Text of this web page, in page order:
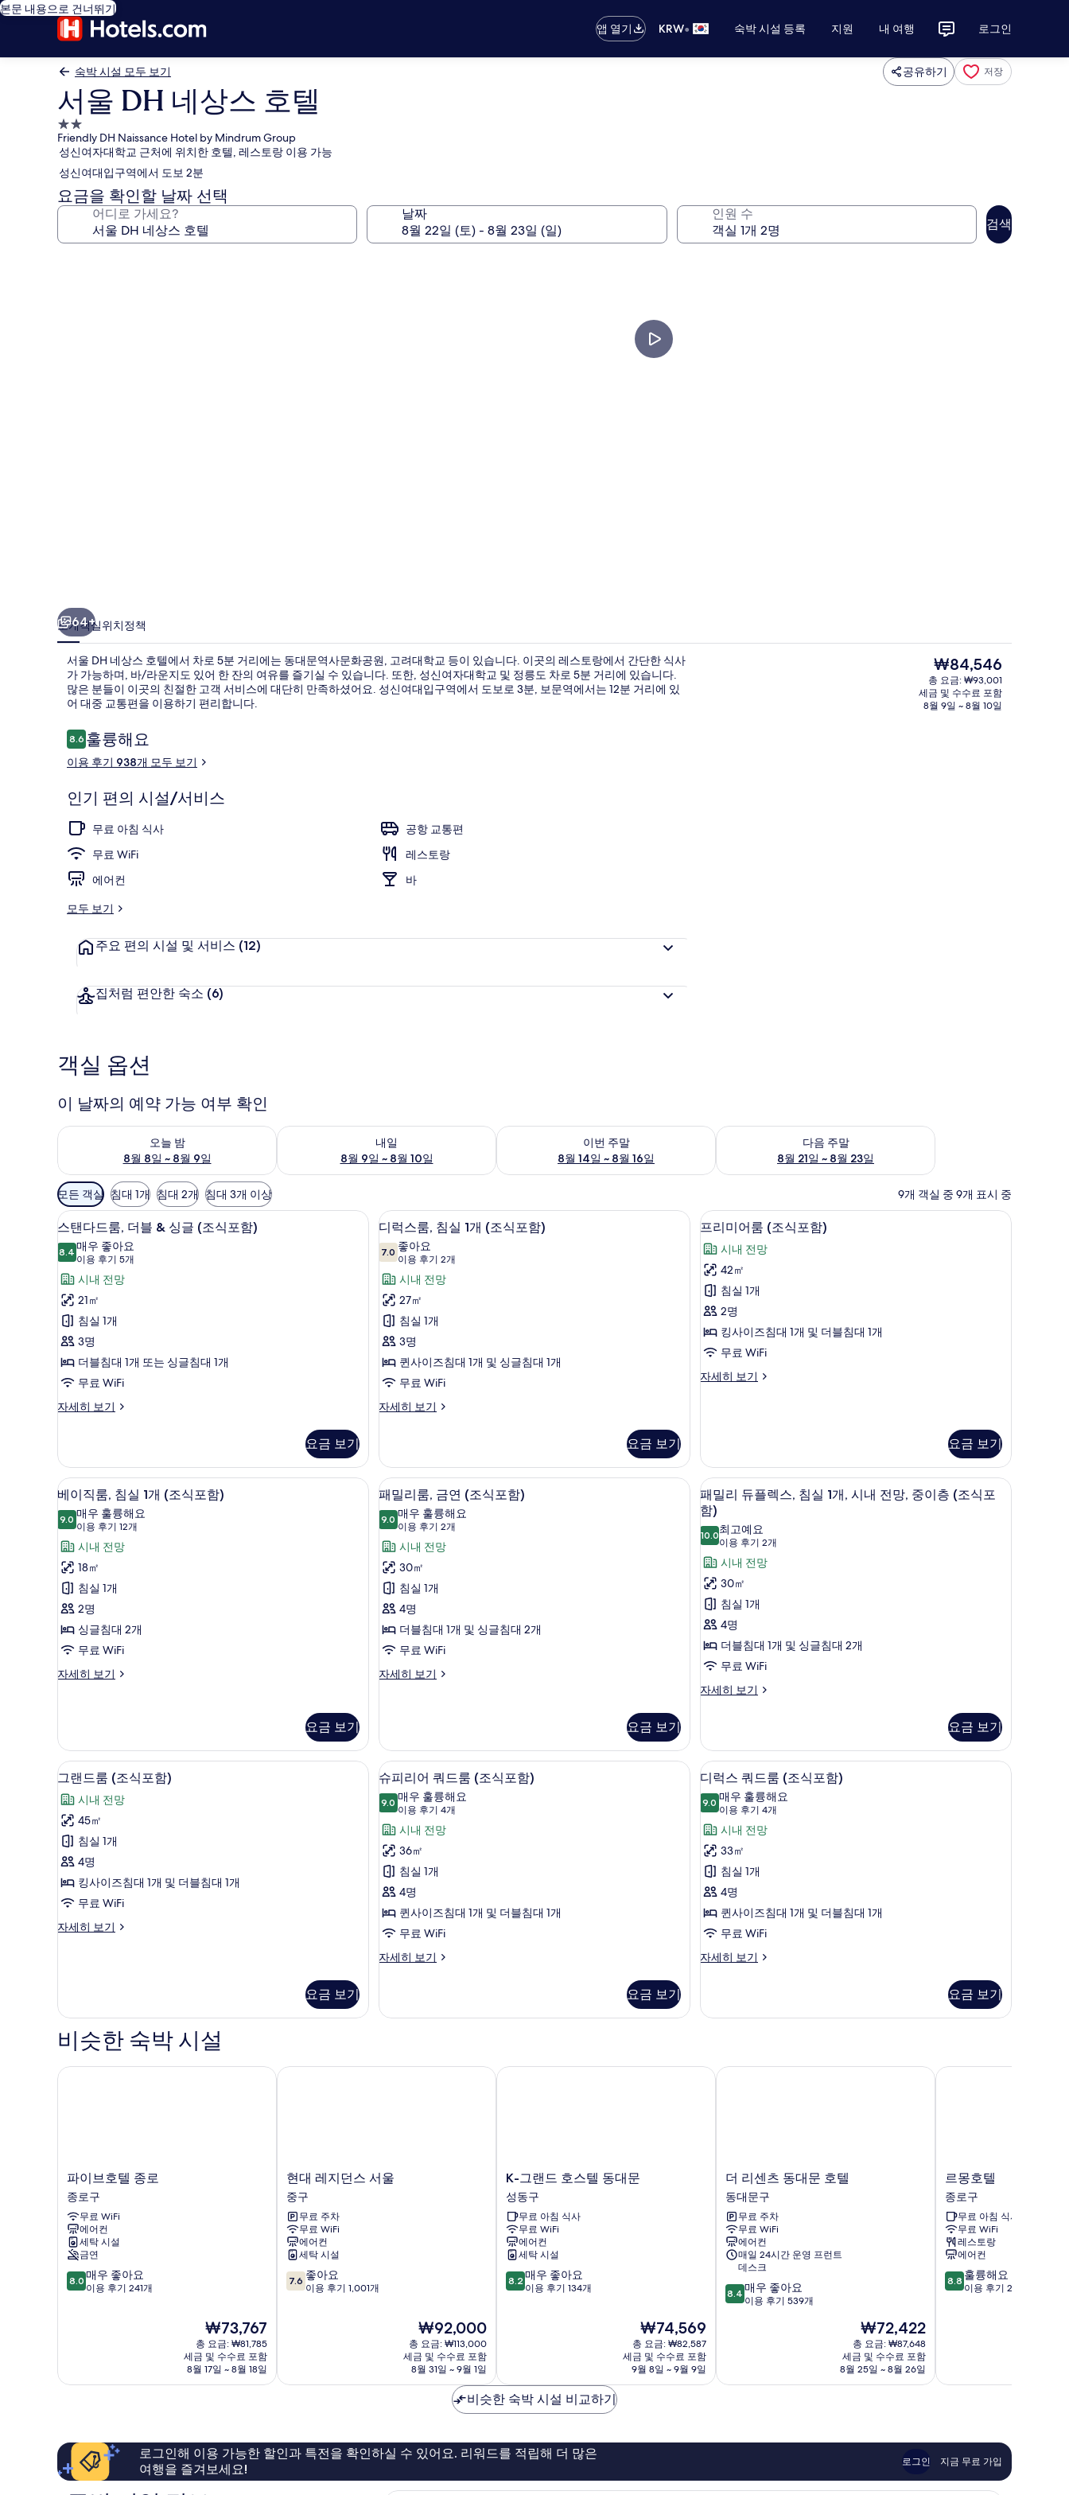
본문 내용으로 건너뛰기
앱 열기
KRW• 숙박 시설 등록 지원 내 여행 로그인
숙박 시설 모두 보기 공유하기 저장
서울 DH 네상스 호텔
2.0
성
급
숙
박
시
Friendly DH Naissance Hotel by Mindrum Group
성신여자대학교 근처에 위치한 호텔, 레스토랑 이용 가능
성신여대입구역에서 도보 2분
요금을 확인할 날짜 선택
어디로 가세요? 날짜 인원 수
검색
프리미어룸 (조식포함) | 고급 침구, 필로우탑 침대, 무료 미니바, 객실 내 금고
고급 침구, 필로우탑 침대, 무료 미니바
64+
소개객실위치정책
서울 DH 네상스 호텔에서 차로 5분 거리에는 동대문역사문화공원, 고려대학교 등이 있습니다. 이곳의 레스토랑에서 간단한 식사
가 가능하며, 바/라운지도 있어 한 잔의 여유를 즐기실 수 있습니다. 또한, 성신여자대학교 및 정릉도 차로 5분 거리에 있습니다.
많은 분들이 이곳의 친절한 고객 서비스에 대단히 만족하셨어요. 성신여대입구역에서 도보로 3분, 보문역에서는 12분 거리에 있
어 대중 교통편을 이용하기 편리합니다.
이
용
후
8.610점 만점 중 8.6점.
훌륭해요
이용 후기 938개 모두 보기
인기 편의 시설/서비스
무료 아침 식사
공항 교통편
무료 WiFi
레스토랑
에어컨
바
모두 보기
주요 편의 시설 및 서비스 (12)
집처럼 편안한 숙소 (6)
현
재
가
격
₩84,546
총 요금: ₩93,001
세금 및 수수료 포함
8월 9일 ~ 8월 10일
객실 옵션
이 날짜의 예약 가능 여부 확인
오늘 밤
8월 8일 ~ 8월 9일
오늘 밤 예약 가능 여부 확인, 8월 8일 ~ 8월 9일
내일
8월 9일 ~ 8월 10일
내일 예약 가능 여부 확인, 8월 9일 ~ 8월 10일
이번 주말
8월 14일 ~ 8월 16일
이번 주말 예약 가능 여부 확인, 8월 14일 ~ 8월 16일
다음 주말
8월 21일 ~ 8월 23일
다음 주말 예약 가능 여부 확인, 8월 21일 ~ 8월 23일
객
실
에
사
용
가
능
한
필
터
모든 객실 침대 1개 침대 2개 침대 3개 이상 9개 객실 중 9개 표시 중
스
탠
다
드
룸,
더
블
&
싱
글
포
함)
사
진
모
두
보
기
고급 침구, 필로우탑 침대, 무료 미니바, 객실 내 금고
5
스탠다드룸, 더블 & 싱글 (조식포함)
8.48.4점 만점 중 10점
매우 좋아요
이용 후기 5개
(이
용
후
기
5
개)
시내 전망
21㎡
침실 1개
3명
더블침대 1개 또는 싱글침대 1개
무료 WiFi
자세히 보기
스
룸,
더
블
싱
(조
식
포
함)
자
히
보
요금 보기
디
럭
스
룸,
침
실
1
개
(조
식
사
진
모
두
보
기
고급 침구, 필로우탑 침대, 무료 미니바, 객실 내 금고
8
디럭스룸, 침실 1개 (조식포함)
7.07.0점 만점 중 10점
좋아요
이용 후기 2개
(이
용
후
기
2
개)
시내 전망
27㎡
침실 1개
3명
퀸사이즈침대 1개 및 싱글침대 1개
무료 WiFi
자세히 보기
디
침
실
1
개
(조
포
함)
자
세
히
기
요금 보기
프
리
미
어
룸
(조
식
함)
두
보
기
고급 침구, 필로우탑 침대, 무료 미니바, 객실 내
11
프리미어룸 (조식포함)
시내 전망
42㎡
침실 1개
2명
킹사이즈침대 1개 및 더블침대 1개
무료 WiFi
자세히 보기
프
식
포
함)
자
세
히
보
기
요금 보기
베
이
직
룸,
침
실
1
개
(조
식
진
모
두
보
기
고급 침구, 필로우탑 침대, 무료 미니바, 객실 내 금고
7
베이직룸, 침실 1개 (조식포함)
9.09.0점 만점 중 10점
매우 훌륭해요
이용 후기 12개
(이
용
후
기
12
개)
시내 전망
18㎡
침실 1개
2명
싱글침대 2개
무료 WiFi
자세히 보기
베
실
개
(조
식
포
함)
자
세
보
기
요금 보기
패
밀
리
룸,
금
연
(조
식
포
함)
두
보
기
고급 침구, 필로우탑 침대, 무료 미니바, 객실 내 금고
7
패밀리룸, 금연 (조식포함)
9.09.0점 만점 중 10점
매우 훌륭해요
이용 후기 2개
(이
용
후
기
2
개)
시내 전망
30㎡
침실 1개
4명
더블침대 1개 및 싱글침대 2개
무료 WiFi
자세히 보기
패
연
(조
식
포
함)
자
세
히
보
기
요금 보기
패
밀
리
듀
플
렉
스,
침
실
개,
전
망,
중
이
층
(조
식
포
함)
사
진
보
고급 침구, 필로우탑 침대, 무료 미니바, 객실 내
9
패밀리 듀플렉스, 침실 1개, 시내 전망, 중이층 (조식포
함)
10.010.0점 만점 중 10점
최고예요
이용 후기 2개
(이
용
후
기
2
개)
시내 전망
30㎡
침실 1개
4명
더블침대 1개 및 싱글침대 2개
무료 WiFi
자세히 보기
패
플
렉
스,
침
실
개,
시
내
전
망,
이
층
식
세
요금 보기
그
랜
드
룸
(조
식
포
사
보
기
고급 침구, 필로우탑 침대, 무료 미니바, 객실 내 금고
7
그랜드룸 (조식포함)
시내 전망
45㎡
침실 1개
4명
킹사이즈침대 1개 및 더블침대 1개
무료 WiFi
자세히 보기
그
포
자
히
요금 보기
슈
피
리
어
쿼
드
룸
(조
식
포
진
고급 침구, 필로우탑 침대, 무료 미니바, 객실 내 금고
9
슈피리어 쿼드룸 (조식포함)
9.09.0점 만점 중 10점
매우 훌륭해요
이용 후기 4개
(이
용
후
기
4
개)
시내 전망
36㎡
침실 1개
4명
퀸사이즈침대 1개 및 더블침대 1개
무료 WiFi
자세히 보기
슈
쿼
식
기
요금 보기
디
럭
스
쿼
드
룸
(조
식
포
함)
모
고급 침구, 필로우탑 침대, 무료 미니바, 객실 내
11
디럭스 쿼드룸 (조식포함)
9.09.0점 만점 중 10점
매우 훌륭해요
이용 후기 4개
(이
용
후
기
4
개)
시내 전망
33㎡
침실 1개
4명
퀸사이즈침대 1개 및 더블침대 1개
무료 WiFi
자세히 보기
디
드
포
요금 보기
비슷한 숙박 시설
파
이
브
호
텔
종
로
종
로
파이브호텔 종로
종로구
무료 WiFi
에어컨
세탁 시설
금연
10
점
우
이
용
후
8.0 매우 좋아요
이용 후기 241개
현
재
요
금
₩73,767
₩73,767
총 요금: ₩81,785
세금 및 수수료 포함
8월 17일 ~ 8월 18일
파이브호텔 종로
현
대
레
지
던
스
서
울
중
현대 레지던스 서울
중구
무료 주차
무료 WiFi
에어컨
세탁 시설
10
점
아
후
기
7.6 좋아요
이용 후기 1,001개
현
재
요
금
₩92,000
₩92,000
총 요금: ₩113,000
세금 및 수수료 포함
8월 31일 ~ 9월 1일
현대 레지던스 서울
K-
그
랜
드
호
스
텔
동
대
K-그랜드 호스텔 동대문
성동구
무료 아침 식사
무료 WiFi
에어컨
세탁 시설
10
점
우
좋
아
이
용
기
8.2 매우 좋아요
이용 후기 134개
현
재
요
금
₩74,569
₩74,569
총 요금: ₩82,587
세금 및 수수료 포함
9월 8일 ~ 9월 9일
K-그랜드 호스텔 동대문
더
리
센
츠
동
대
문
텔
동
더 리센츠 동대문 호텔
동대문구
무료 주차
무료 WiFi
에어컨
매일 24시간 운영 프런트
데스크
10
점
매
요,
후
8.4 매우 좋아요
이용 후기 539개
현
재
요
금
₩72,422
₩72,422
총 요금: ₩87,648
세금 및 수수료 포함
8월 25일 ~ 8월 26일
더 리센츠 동대문 호텔
르
몽
호
텔
종
로
구
르몽호텔
종로구
무료 아침 식사
무료 WiFi
레스토랑
에어컨
10
점
륭
용
후
268
8.8 훌륭해요
이용 후기 268개
르몽호텔
비슷한 숙박 시설 비교하기
로그인해 이용 가능한 할인과 특전을 확인하실 수 있어요. 리워드를 적립해 더 많은
여행을 즐겨보세요!
로그인 지금 무료 가입